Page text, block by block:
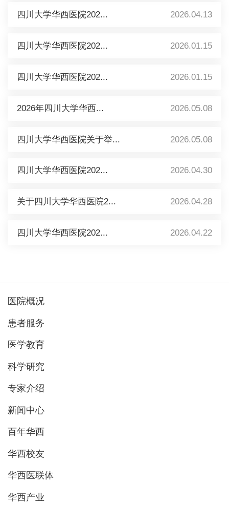
四川大学华西医院202... 2026.04.13
四川大学华西医院202... 2026.01.15
四川大学华西医院202... 2026.01.15
2026年四川大学华西... 2026.05.08
四川大学华西医院关于举... 2026.05.08
四川大学华西医院202... 2026.04.30
关于四川大学华西医院2... 2026.04.28
四川大学华西医院202... 2026.04.22
医院概况
患者服务
医学教育
科学研究
专家介绍
新闻中心
百年华西
华西校友
华西医联体
华西产业